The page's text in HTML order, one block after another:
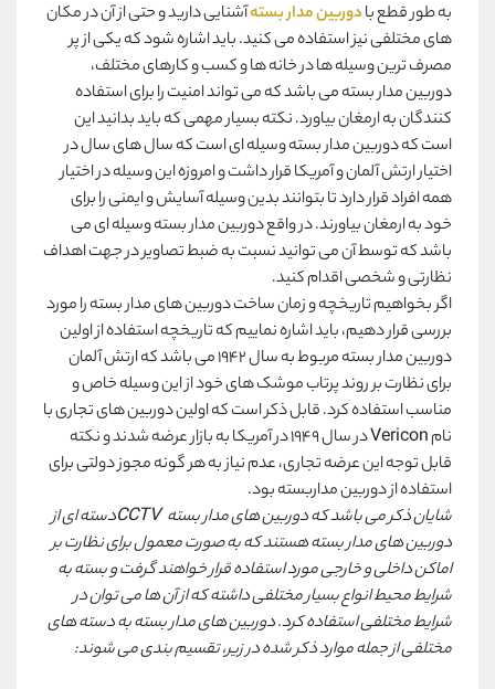
به طور قطع بادوربین مدار بستهآشنایی دارید و حتی از آن در مکان
های مختلفی نیز استفاده می کنید. باید اشاره شود که یکی از پر
مصرف ترین وسیله ها در خانه ها و کسب و کارهای مختلف،
دوربین مدار بسته می باشد که می تواند امنیت را برای استفاده
کنندگان به ارمغان بیاورد. نکته بسیار مهمی که باید بدانید این
است که دوربین مدار بسته وسیله ای است که سال های سال در
اختیار ارتش آلمان و آمریکا قرار داشت و امروزه این وسیله در اختیار
همه افراد قرار دارد تا بتوانند بدین وسیله آسایش و ایمنی را برای
خود به ارمغان بیاورند. در واقع دوربین مدار بسته وسیله ای می
باشد که توسط آن می توانید نسبت به ضبط تصاویر در جهت اهداف
نظارتی و شخصی اقدام کنید.
اگر بخواهیم تاریخچه و زمان ساخت دوربین های مدار بسته را مورد
بررسی قرار دهیم، باید اشاره نماییم که تاریخچه استفاده از اولین
دوربین مدار بسته مربوط به سال ۱۹۴۲ می باشد که ارتش آلمان
برای نظارت بر روند پرتاب موشک های خود از این وسیله خاص و
مناسب استفاده کرد. قابل ذکر است که اولین دوربین های تجاری با
نامVericon
در سال 1949 در آمریکا به بازار عرضه شدند و نکته
قابل توجه این عرضه تجاری، عدم نیاز به هر گونه مجوز دولتی برای
استفاده از دوربین مداربسته بود.
شایان ذکر می باشد که دوربین ‌های مدار بسته CCTVدسته ای از
دوربین های مدار بسته هستند که به صورت معمول برای نظارت بر
اماکن داخلی و خارجی مورد استفاده قرار خواهند گرفت و بسته به
شرایط محیط انواع بسیار مختلفی داشته که از آن ها می توان در
شرایط مختلفی استفاده کرد. دوربین های مدار بسته به دسته های
مختلفی از جمله موارد ذکر شده در زیر، تقسیم بندی می شوند: